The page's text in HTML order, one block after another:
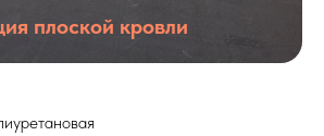
плоской кровли